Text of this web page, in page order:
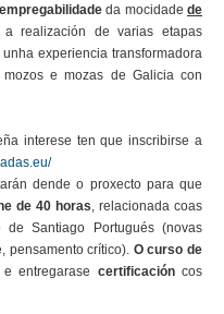
empregabilidade da mocidade de
realización de varias etapas
unha experiencia transformadora
e mozas de Galicia con
interese ten que inscribirse a
dende o proxecto para que
de 40 horas, relacionada coas
Santiago Portugués (novas
pensamento crítico). O curso de
e entregarase certificacióncos